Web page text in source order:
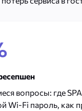
вопросы: где
Wi-Fi пароль, как